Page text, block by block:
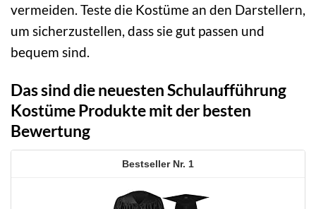
vermeiden. Teste die Kostüme an den Darstellern,
um sicherzustellen, dass sie gut passen und
bequem sind.
Das sind die neuesten Schulaufführung
Kostüme Produkte mit der besten
Bewertung
1